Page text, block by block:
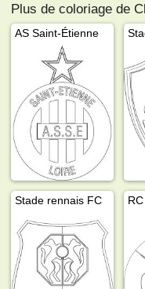
Plus de coloriage de
AS Saint-Étienne
Stade rennais FC